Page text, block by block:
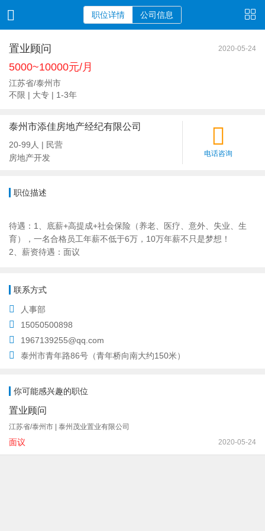
职位详情 公司信息
置业顾问 2020-05-24
5000~10000元/月
江苏省/泰州市
不限 | 大专 | 1-3年
泰州市添佳房地产经纪有限公司
20-99人 | 民营
房地产开发
电话咨询
职位描述
待遇：1、底薪+高提成+社会保险（养老、医疗、意外、失业、生
育），一名合格员工年薪不低于6万，10万年薪不只是梦想！
2、薪资待遇：面议
联系方式
人事部
15050500898
1967139255@qq.com
泰州市青年路86号（青年桥向南大约150米）
你可能感兴趣的职位
置业顾问
江苏省/泰州市 | 泰州茂业置业有限公司
面议 2020-05-24